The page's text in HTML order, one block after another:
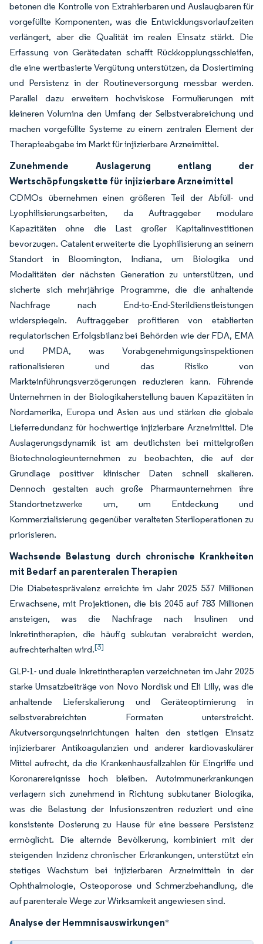
betonen die Kontrolle von Extrahierbaren und Auslaugbaren für
vorgefüllte Komponenten, was die Entwicklungsvorlaufzeiten
verlängert, aber die Qualität im realen Einsatz stärkt. Die
Erfassung von Gerätedaten schafft Rückkopplungsschleifen,
die eine wertbasierte Vergütung unterstützen, da Dosiertiming
und Persistenz in der Routineversorgung messbar werden.
Parallel dazu erweitern hochviskose Formulierungen mit
kleineren Volumina den Umfang der Selbstverabreichung und
machen vorgefüllte Systeme zu einem zentralen Element der
Therapieabgabe im Markt für injizierbare Arzneimittel.
Zunehmende Auslagerung entlang der
Wertschöpfungskette für injizierbare Arzneimittel
CDMOs übernehmen einen größeren Teil der Abfüll- und
Lyophilisierungsarbeiten, da Auftraggeber modulare
Kapazitäten ohne die Last großer Kapitalinvestitionen
bevorzugen. Catalent erweiterte die Lyophilisierung an seinem
Standort in Bloomington, Indiana, um Biologika und
Modalitäten der nächsten Generation zu unterstützen, und
sicherte sich mehrjährige Programme, die die anhaltende
Nachfrage nach End-to-End-Sterildienstleistungen
widerspiegeln. Auftraggeber profitieren von etablierten
regulatorischen Erfolgsbilanz bei Behörden wie der FDA, EMA
und PMDA, was Vorabgenehmigungsinspektionen
rationalisieren und das Risiko von
Markteinführungsverzögerungen reduzieren kann. Führende
Unternehmen in der Biologikaherstellung bauen Kapazitäten in
Nordamerika, Europa und Asien aus und stärken die globale
Lieferredundanz für hochwertige injizierbare Arzneimittel. Die
Auslagerungsdynamik ist am deutlichsten bei mittelgroßen
Biotechnologieunternehmen zu beobachten, die auf der
Grundlage positiver klinischer Daten schnell skalieren.
Dennoch gestalten auch große Pharmaunternehmen ihre
Standortnetzwerke um, um Entdeckung und
Kommerzialisierung gegenüber veralteten Steriloperationen zu
priorisieren.
Wachsende Belastung durch chronische Krankheiten
mit Bedarf an parenteralen Therapien
Die Diabetesprävalenz erreichte im Jahr 2025 537 Millionen
Erwachsene, mit Projektionen, die bis 2045 auf 783 Millionen
ansteigen, was die Nachfrage nach Insulinen und
Inkretintherapien, die häufig subkutan verabreicht werden,
aufrechterhalten wird.[3]
GLP-1- und duale Inkretintherapien verzeichneten im Jahr 2025
starke Umsatzbeiträge von Novo Nordisk und Eli Lilly, was die
anhaltende Lieferskalierung und Geräteoptimierung in
selbstverabreichten Formaten unterstreicht.
Akutversorgungseinrichtungen halten den stetigen Einsatz
injizierbarer Antikoagulanzien und anderer kardiovaskulärer
Mittel aufrecht, da die Krankenhausfallzahlen für Eingriffe und
Koronarereignisse hoch bleiben. Autoimmunerkrankungen
verlagern sich zunehmend in Richtung subkutaner Biologika,
was die Belastung der Infusionszentren reduziert und eine
konsistente Dosierung zu Hause für eine bessere Persistenz
ermöglicht. Die alternde Bevölkerung, kombiniert mit der
steigenden Inzidenz chronischer Erkrankungen, unterstützt ein
stetiges Wachstum bei injizierbaren Arzneimitteln in der
Ophthalmologie, Osteoporose und Schmerzbehandlung, die
auf parenterale Wege zur Wirksamkeit angewiesen sind.
Analyse der Hemmnisauswirkungen*